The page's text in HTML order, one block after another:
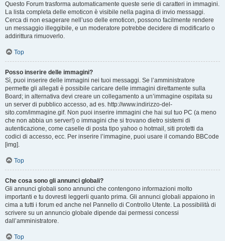
Questo Forum trasforma automaticamente queste serie di caratteri in immagini.
La lista completa delle emoticon è visibile nella pagina di invio messaggi.
Cerca di non esagerare nell’uso delle emoticon, possono facilmente rendere
un messaggio illeggibile, e un moderatore potrebbe decidere di modificarlo o
addirittura rimuoverlo.
Top
Posso inserire delle immagini?
Sì, puoi inserire delle immagini nei tuoi messaggi. Se l’amministratore
permette gli allegati è possibile caricare delle immagini direttamente sulla
Board; in alternativa devi creare un collegamento a un’immagine ospitata su
un server di pubblico accesso, ad es. http://www.indirizzo-del-
sito.com/immagine.gif. Non puoi inserire immagini che hai sul tuo PC (a meno
che non abbia un server!) o immagini che si trovano dietro sistemi di
autenticazione, come caselle di posta tipo yahoo o hotmail, siti protetti da
codici di accesso, ecc. Per inserire l’immagine, puoi usare il comando BBCode
[img].
Top
Che cosa sono gli annunci globali?
Gli annunci globali sono annunci che contengono informazioni molto
importanti e tu dovresti leggerli quanto prima. Gli annunci globali appaiono in
cima a tutti i forum ed anche nel Pannello di Controllo Utente. La possibilità di
scrivere su un annuncio globale dipende dai permessi concessi
dall’amministratore.
Top